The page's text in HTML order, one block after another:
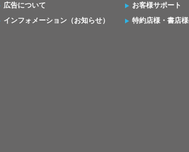
広告について
インフォメーション（お知らせ）
お客様サポート
特約店様・書店